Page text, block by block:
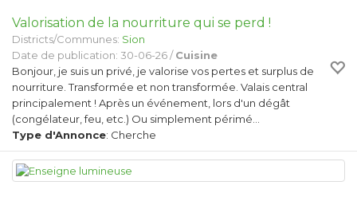
Valorisation de la nourriture qui se perd !
Districts/Communes: Sion
Date de publication: 30-06-26 /Cuisine
Bonjour, je suis un privé, je valorise vos pertes et surplus de
nourriture. Transformée et non transformée. Valais central
principalement ! Après un événement, lors d'un dégât
(congélateur, feu, etc.) Ou simplement périmé…
Type d'Annonce: Cherche